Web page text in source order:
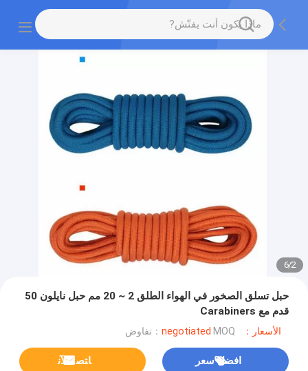
2
/
6
حبل تسلق الصخور في الهواء الطلق 2 ~ 20 مم حبل نايلون 50
قدم مع Carabiners
الأسعار：negotiated MOQ：تفاوض
افضل سعر ﺎﺘﺼﻟ ﺍﻶﻧ